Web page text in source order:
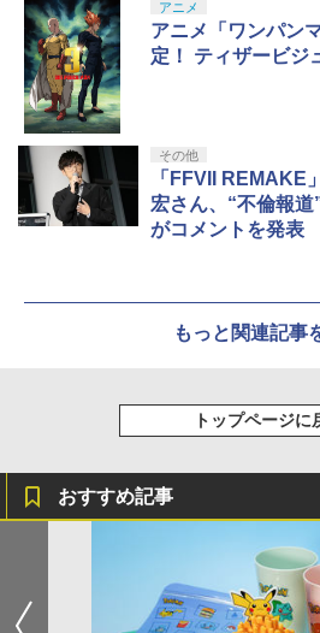
アニメ
アニメ「ワンパン
定！ ティザービジ
その他
「FFVII REMAKE
宏さん、“不倫報
がコメントを発表
もっと関連記事
トップページに
おすすめ記事